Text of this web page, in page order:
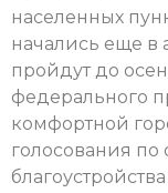
населенных
начались еще в
пройдут до
федерального
комфортной
голосования по